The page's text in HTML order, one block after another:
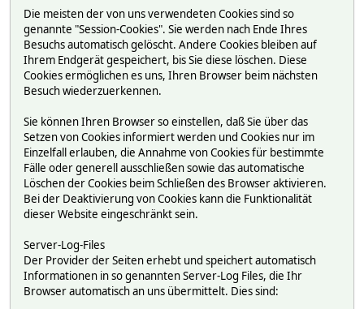
Die meisten der von uns verwendeten Cookies sind so
genannte "Session-Cookies". Sie werden nach Ende Ihres
Besuchs automatisch gelöscht. Andere Cookies bleiben auf
Ihrem Endgerät gespeichert, bis Sie diese löschen. Diese
Cookies ermöglichen es uns, Ihren Browser beim nächsten
Besuch wiederzuerkennen.
Sie können Ihren Browser so einstellen, daß Sie über das
Setzen von Cookies informiert werden und Cookies nur im
Einzelfall erlauben, die Annahme von Cookies für bestimmte
Fälle oder generell ausschließen sowie das automatische
Löschen der Cookies beim Schließen des Browser aktivieren.
Bei der Deaktivierung von Cookies kann die Funktionalität
dieser Website eingeschränkt sein.
Server-Log-Files
Der Provider der Seiten erhebt und speichert automatisch
Informationen in so genannten Server-Log Files, die Ihr
Browser automatisch an uns übermittelt. Dies sind: